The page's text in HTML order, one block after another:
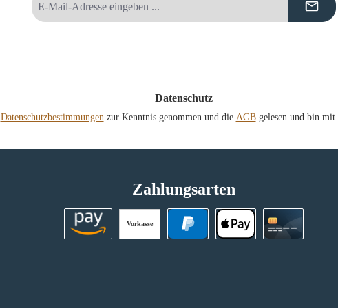
Mail-
Datenschutz
Datenschutzbestimmungenzur Kenntnis genommen und die AGBgelesen und bin mit
Zahlungsarten
Vorkasse